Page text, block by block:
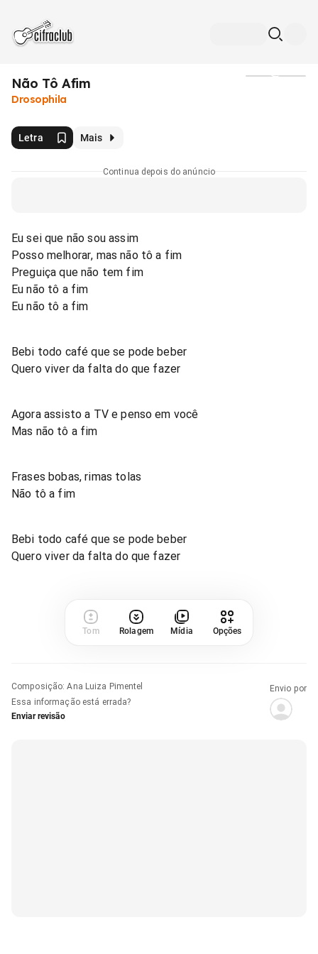
Não Tô Afim
Drosophila
Letra Mais
Continua depois do anúncio
Eu sei que não sou assim
Posso melhorar, mas não tô a fim
Preguiça que não tem fim
Eu não tô a fim
Eu não tô a fim
Bebi todo café que se pode beber
Quero viver da falta do que fazer
Agora assisto a TV e penso em você
Mas não tô a fim
Frases bobas, rimas tolas
Não tô a fim
Bebi todo café que se pode beber
Quero viver da falta do que fazer
Tom Rolagem Mídia Opções
Composição:Ana Luiza Pimentel
Essa informação está errada?
Enviar revisão
Envio por